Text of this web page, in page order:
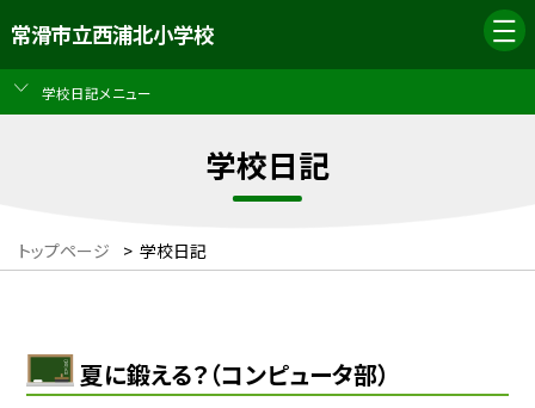
常滑市立西浦北小学校
学校日記メニュー
学校日記
トップページ > 学校日記
夏に鍛える？（コンピュータ部）